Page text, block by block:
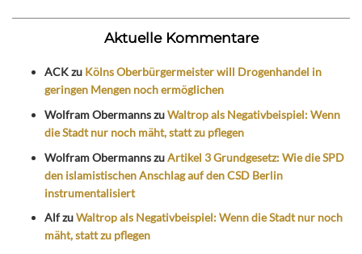
Aktuelle Kommentare
ACKzu Kölns Oberbürgermeister will Drogenhandel in
geringen Mengen noch ermöglichen
Wolfram ObermannszuWaltrop als Negativbeispiel: Wenn
die Stadt nur noch mäht, statt zu pflegen
Wolfram ObermannszuArtikel 3 Grundgesetz: Wie die SPD
den islamistischen Anschlag auf den CSD Berlin
instrumentalisiert
AlfzuWaltrop als Negativbeispiel: Wenn die Stadt nur noch
mäht, statt zu pflegen